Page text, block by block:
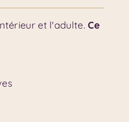
et l'adulte.Ce